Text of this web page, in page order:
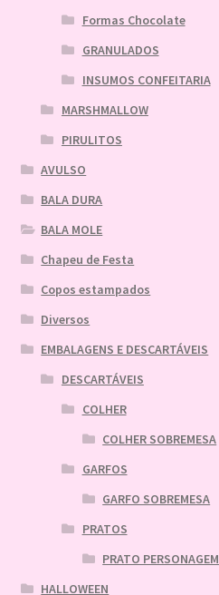
Formas Chocolate
GRANULADOS
INSUMOS CONFEITARIA
MARSHMALLOW
PIRULITOS
AVULSO
BALA DURA
BALA MOLE
Chapeu de Festa
Copos estampados
Diversos
EMBALAGENS E DESCARTÁVEIS
DESCARTÁVEIS
COLHER
COLHER SOBREMESA
GARFOS
GARFO SOBREMESA
PRATOS
PRATO PERSONAGEM
HALLOWEEN